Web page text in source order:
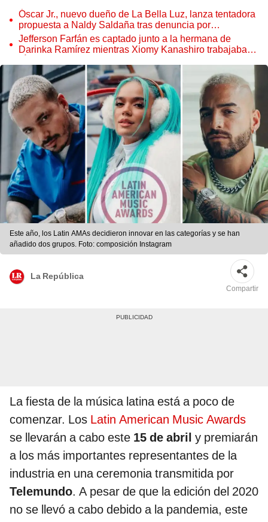
Óscar Jr., nuevo dueño de La Bella Luz, lanza tentadora
propuesta a Naldy Saldaña tras denuncia por
tocamientos
Jefferson Farfán es captado junto a la hermana de
Darinka Ramírez mientras Xiomy Kanashiro trabajaba:
Este año, los Latin AMAs decidieron innovar en las categorías y se han
añadido dos grupos. Foto: composición Instagram
La República
Compartir
La fiesta de la música latina está a poco de
comenzar. Los Latin American Music Awards
se llevarán a cabo este 15 de abril y premiarán
a los más importantes representantes de la
industria en una ceremonia transmitida por
Telemundo. A pesar de que la edición del 2020
no se llevó a cabo debido a la pandemia, este